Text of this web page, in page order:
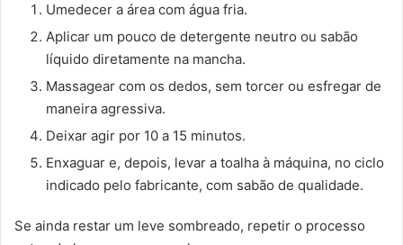
Umedecer a área com água fria.
Aplicar um pouco de detergente neutro ou sabão
líquido diretamente na mancha.
Massagear com os dedos, sem torcer ou esfregar de
maneira agressiva.
Deixar agir por 10 a 15 minutos.
Enxaguar e, depois, levar a toalha à máquina, no ciclo
indicado pelo fabricante, com sabão de qualidade.
Se ainda restar um leve sombreado, repetir o processo